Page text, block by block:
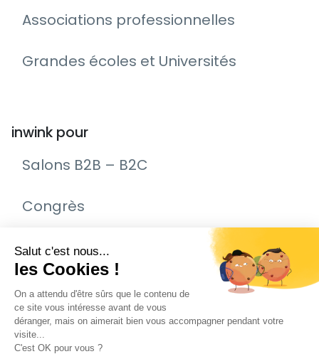
Associations professionnelles
Grandes écoles et Universités
inwink pour
Salons B2B – B2C
Congrès
Remise de prix – Awards
Journée Portes Ouvertes (JPO)